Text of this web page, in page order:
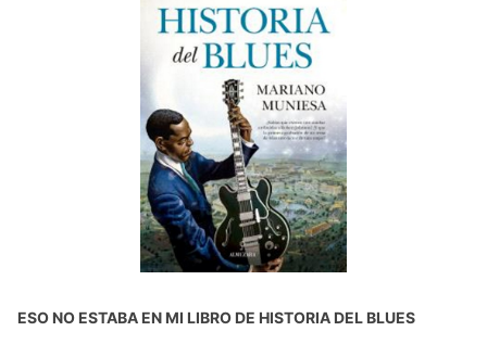
ESO NO ESTABA EN MI LIBRO DE HISTORIA DEL BLUES